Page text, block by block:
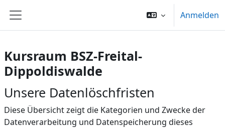
Website-Übersicht
Anmelden
Kursraum BSZ-Freital-
Dippoldiswalde
Unsere Datenlöschfristen
Diese Übersicht zeigt die Kategorien und Zwecke der
Datenverarbeitung und Datenspeicherung dieses